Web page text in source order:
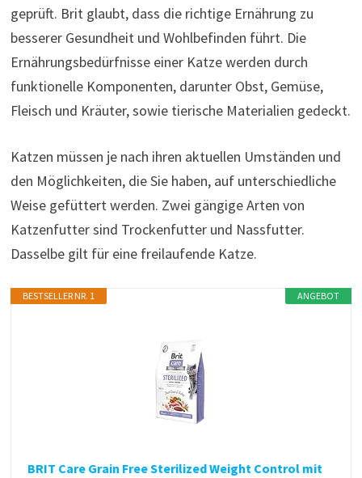
geprüft. Brit glaubt, dass die richtige Ernährung zu
besserer Gesundheit und Wohlbefinden führt. Die
Ernährungsbedürfnisse einer Katze werden durch
funktionelle Komponenten, darunter Obst, Gemüse,
Fleisch und Kräuter, sowie tierische Materialien gedeckt.
Katzen müssen je nach ihren aktuellen Umständen und
den Möglichkeiten, die Sie haben, auf unterschiedliche
Weise gefüttert werden. Zwei gängige Arten von
Katzenfutter sind Trockenfutter und Nassfutter.
Dasselbe gilt für eine freilaufende Katze.
ANGEBOT
BESTSELLER NR. 1
BRIT Care Grain Free Sterilized Weight Control mit